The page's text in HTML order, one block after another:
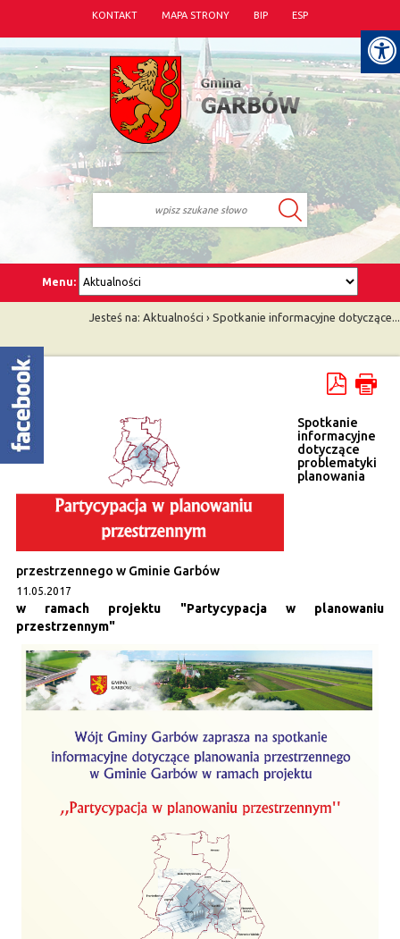
KONTAKT MAPA STRONY BIP ESP
Menu:
Jesteś na: Aktualności › Spotkanie informacyjne dotyczące...
Spotkanie
informacyjne
dotyczące
problematyki
planowania
przestrzennego w Gminie Garbów
11.05.2017
w ramach projektu "Partycypacja w planowaniu
przestrzennym"